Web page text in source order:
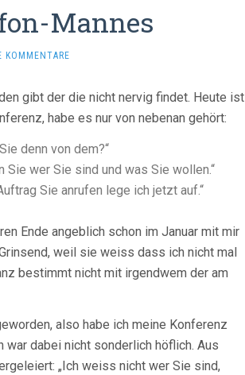
Mannes
KOMMENTARE
gibt der die nicht nervig findet. Heute ist
habe es nur von nebenan gehört:
denn von dem?“
wer Sie sind und was Sie wollen.“
Sie anrufen lege ich jetzt auf.“
Ende angeblich schon im Januar mit mir
weil sie weiss dass ich nicht mal
bestimmt nicht mit irgendwem der am
also habe ich meine Konferenz
war dabei nicht sonderlich höflich. Aus
„Ich weiss nicht wer Sie sind,